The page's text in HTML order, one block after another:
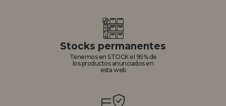
REGISTRO DISTRIBUIDOR
Stocks permanentes
Tenemos en STOCK el 95% de
los productos anunciados en
esta web